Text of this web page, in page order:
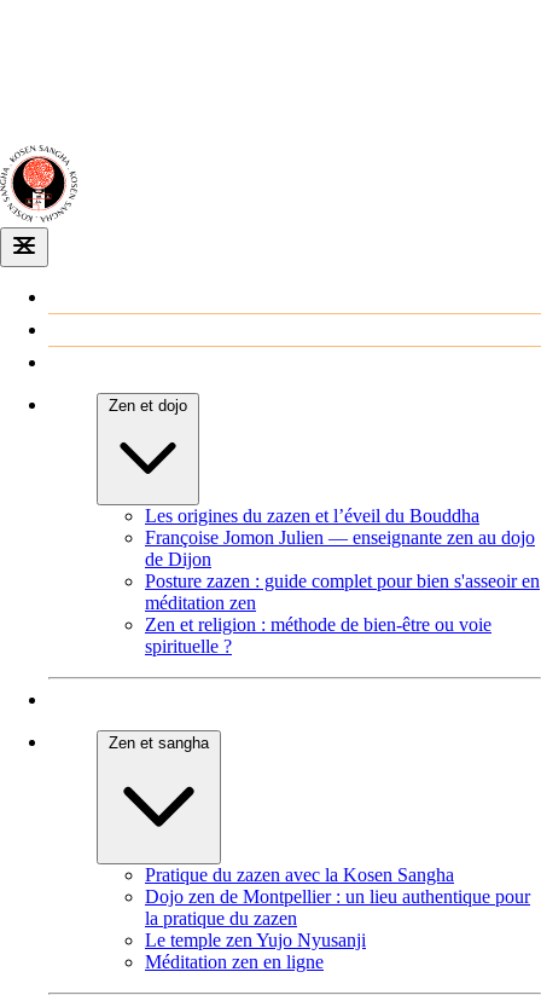
Zen et dojo
Les origines du zazen et l’éveil du Bouddha
Françoise Jomon Julien — enseignante zen au dojo
de Dijon
Posture zazen : guide complet pour bien s'asseoir en
méditation zen
Zen et religion : méthode de bien-être ou voie
spirituelle ?
Zen et sangha
Pratique du zazen avec la Kosen Sangha
Dojo zen de Montpellier : un lieu authentique pour
la pratique du zazen
Le temple zen Yujo Nyusanji
Méditation zen en ligne